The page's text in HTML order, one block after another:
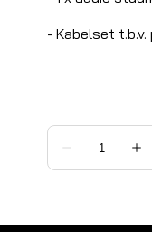
- Kabelset